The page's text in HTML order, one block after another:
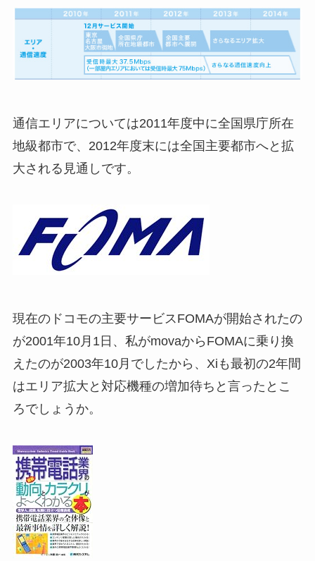
通信エリアについては2011年度中に全国県庁所在
地級都市で、2012年度末には全国主要都市へと拡
大される見通しです。
現在のドコモの主要サービスFOMAが開始されたの
が2001年10月1日、私がmovaからFOMAに乗り換
えたのが2003年10月でしたから、Xiも最初の2年間
はエリア拡大と対応機種の増加待ちと言ったとこ
ろでしょうか。